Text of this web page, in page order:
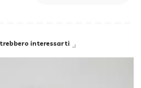
interessarti